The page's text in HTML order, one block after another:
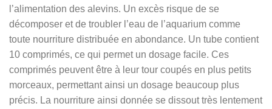
l’alimentation des alevins. Un excès risque de se
décomposer et de troubler l’eau de l’aquarium comme
toute nourriture distribuée en abondance. Un tube contient
10 comprimés, ce qui permet un dosage facile. Ces
comprimés peuvent être à leur tour coupés en plus petits
morceaux, permettant ainsi un dosage beaucoup plus
précis. La nourriture ainsi donnée se dissout très lentement